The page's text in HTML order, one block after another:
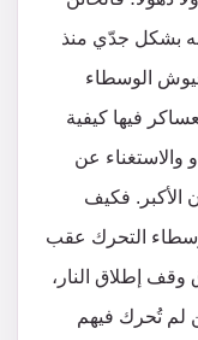
بشكل جدّي منذ
جيوش الوسطاء
فيها كيفية
والاستغناء عن
الأكبر. فكيف
التحرك عقب
من 80 خرقًا لاتفاق وقف إطلاق النار،
لم تُحرك فيهم